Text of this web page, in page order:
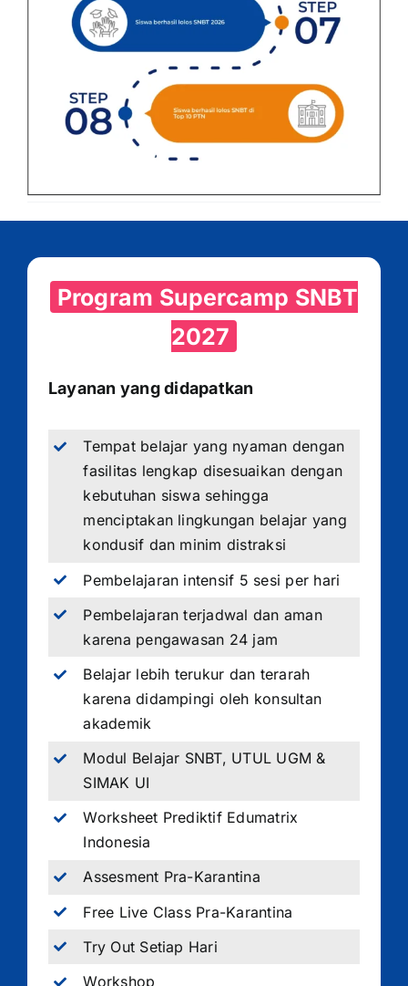
Program Supercamp SNBT
2027
Layanan yang didapatkan
Tempat belajar yang nyaman dengan
fasilitas lengkap disesuaikan dengan
kebutuhan siswa sehingga
menciptakan lingkungan belajar yang
kondusif dan minim distraksi
Pembelajaran intensif 5 sesi per hari
Pembelajaran terjadwal dan aman
karena pengawasan 24 jam
Belajar lebih terukur dan terarah
karena didampingi oleh konsultan
akademik
Modul Belajar SNBT, UTUL UGM &
SIMAK UI
Worksheet Prediktif Edumatrix
Indonesia
Assesment Pra-Karantina
Free Live Class Pra-Karantina
Try Out Setiap Hari
Workshop